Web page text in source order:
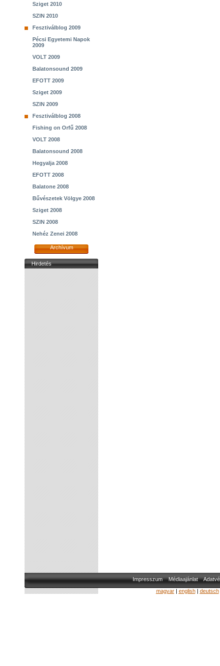
Sziget 2010
SZIN 2010
Fesztiválblog 2009
Pécsi Egyetemi Napok
2009
VOLT 2009
Balatonsound 2009
EFOTT 2009
Sziget 2009
SZIN 2009
Fesztiválblog 2008
Fishing on Orfű 2008
VOLT 2008
Balatonsound 2008
Hegyalja 2008
EFOTT 2008
Balatone 2008
Bűvészetek Völgye 2008
Sziget 2008
SZIN 2008
Nehéz Zenei 2008
Archívum
Hirdetés
Impresszum Médiaajánlat
magyar| english| deutsch